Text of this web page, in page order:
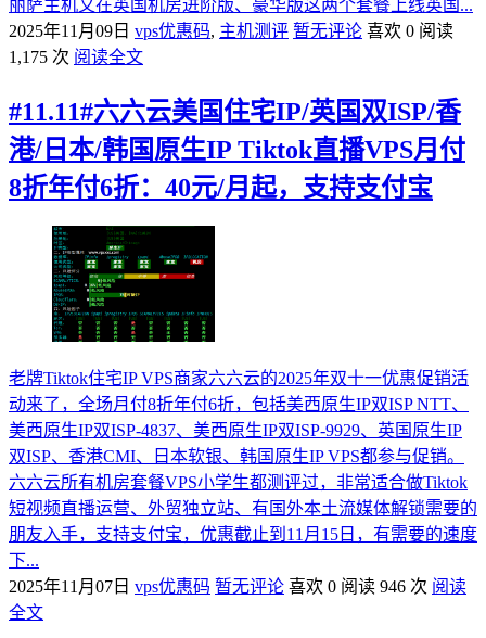
丽萨主机又在英国机房进阶版、豪华版这两个套餐上线英国...
2025年11月09日 vps优惠码, 主机测评 暂无评论 喜欢 0 阅读
1,175 次 阅读全文
#11.11#六六云美国住宅IP/英国双ISP/香
港/日本/韩国原生IP Tiktok直播VPS月付
8折年付6折：40元/月起，支持支付宝
老牌Tiktok住宅IP VPS商家六六云的2025年双十一优惠促销活
动来了，全场月付8折年付6折，包括美西原生IP双ISP NTT、
美西原生IP双ISP-4837、美西原生IP双ISP-9929、英国原生IP
双ISP、香港CMI、日本软银、韩国原生IP VPS都参与促销。
六六云所有机房套餐VPS小学生都测评过，非常适合做Tiktok
短视频直播运营、外贸独立站、有国外本土流媒体解锁需要的
朋友入手，支持支付宝，优惠截止到11月15日，有需要的速度
下...
2025年11月07日 vps优惠码 暂无评论 喜欢 0 阅读 946 次 阅读
全文